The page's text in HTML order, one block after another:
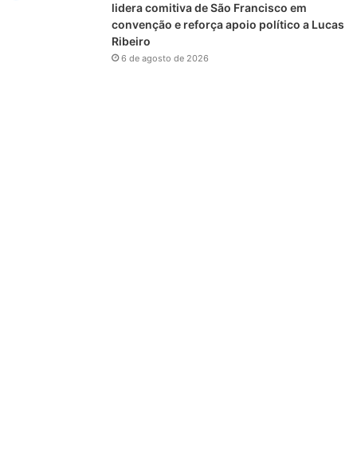
lidera comitiva de São Francisco em
convenção e reforça apoio político a Lucas
Ribeiro
6 de agosto de 2026